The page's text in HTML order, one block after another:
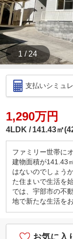
1 / 24
支払いシミュ
1,290万円
4LDK 141.43㎡
ファミリー世帯に
建物面積が141.43
はないのでしょう
た住まいで生活を
では、宇部市の不
地で新たな生活を